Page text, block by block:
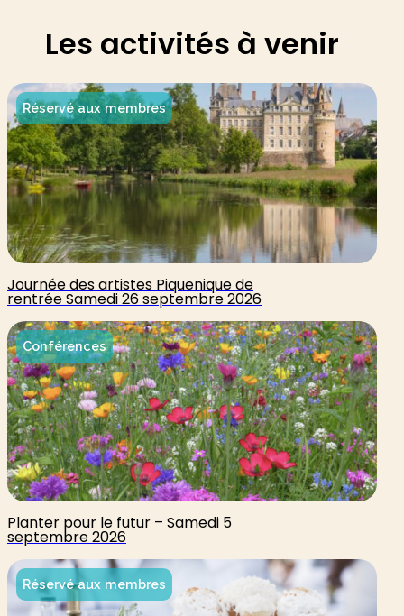
Les activités à venir
Réservé aux membres
Journée des artistes Piquenique de
rentrée Samedi 26 septembre 2026
Conférences
Planter pour le futur – Samedi 5
septembre 2026
Réservé aux membres